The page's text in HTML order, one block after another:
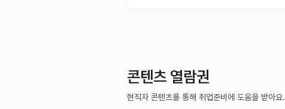
콘텐츠 열람권
현직자 콘텐츠를 통해 취업준비에 도움을 받아요.